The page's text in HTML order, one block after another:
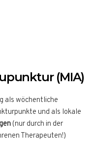
(MIA)
als wöchentliche
und als lokale
(nur durch in der
Therapeuten!)